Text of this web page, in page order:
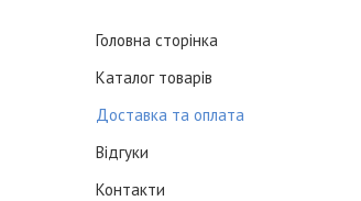
Головна сторінка
Каталог товарів
Доставка та оплата
Відгуки
Контакти